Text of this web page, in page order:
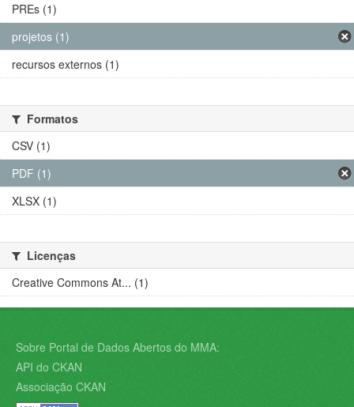
PREs (1)
projetos (1)
recursos externos (1)
Formatos
CSV (1)
PDF (1)
XLSX (1)
Licenças
Creative Commons At... (1)
Sobre Portal de Dados Abertos do MMA:
API do CKAN
Associação CKAN